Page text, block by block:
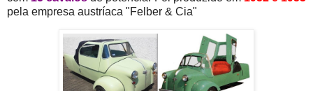
pela empresa austríaca "Felber & Cia"